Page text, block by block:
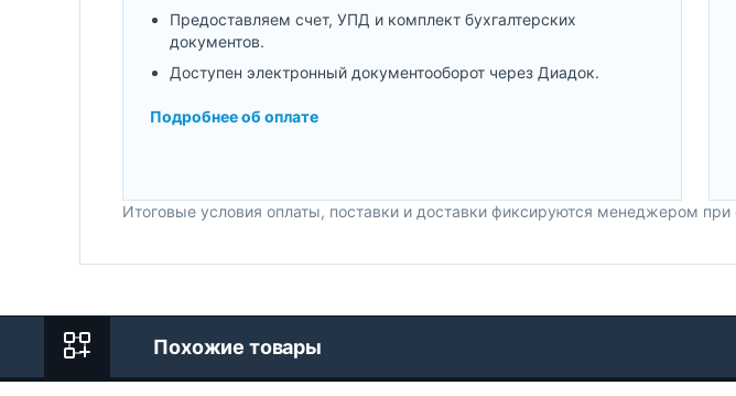
Предоставляем счет, УПД и комплект бухгалтерских
документов.
Доступен электронный документооборот через Диадок.
Подробнее об оплате
Итоговые условия оплаты, поставки и доставки фиксируются менеджером при
Похожие товары